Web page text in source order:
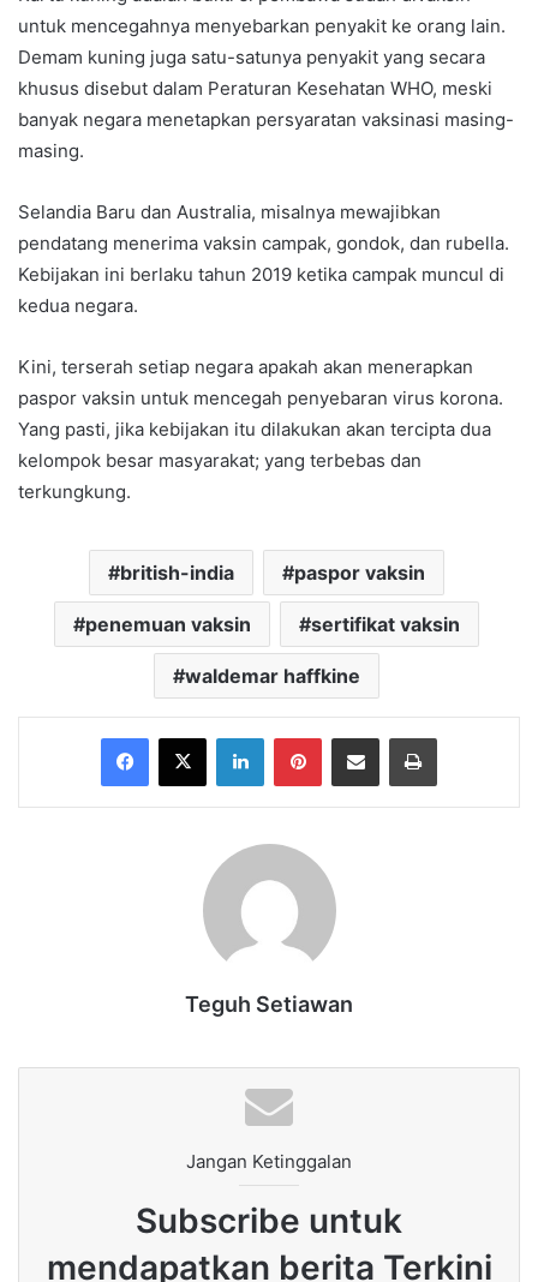
untuk mencegahnya menyebarkan penyakit ke orang lain.
Demam kuning juga satu-satunya penyakit yang secara
khusus disebut dalam Peraturan Kesehatan WHO, meski
banyak negara menetapkan persyaratan vaksinasi masing-
masing.
Selandia Baru dan Australia, misalnya mewajibkan
pendatang menerima vaksin campak, gondok, dan rubella.
Kebijakan ini berlaku tahun 2019 ketika campak muncul di
kedua negara.
Kini, terserah setiap negara apakah akan menerapkan
paspor vaksin untuk mencegah penyebaran virus korona.
Yang pasti, jika kebijakan itu dilakukan akan tercipta dua
kelompok besar masyarakat; yang terbebas dan
terkungkung.
british-india paspor vaksin
penemuan vaksin sertifikat vaksin
waldemar haffkine
Facebook
X LinkedInPinterestShare via Email Print
Teguh Setiawan
Jangan Ketinggalan
Subscribe untuk
mendapatkan berita Terkini